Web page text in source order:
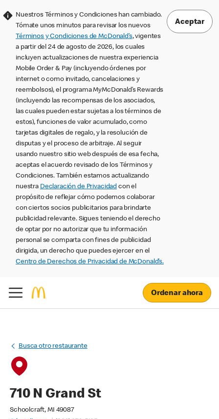
Nuestros Términos y Condiciones han cambiado.
Tómate unos minutos para revisar los nuevos
Términos y Condiciones de McDonald’s, vigentes
a partir del 24 de agosto de 2026, los cuales
incluyen actualizaciones de nuestra experiencia
Mobile Order & Pay (incluyendo órdenes por
internet o como invitado, cancelaciones y
reembolsos), el programa MyMcDonald’s Rewards
(incluyendo las recompensas de los asociados,
las cuales pueden estar sujetas a los términos de
estos), funciones de valor acumulado, como
tarjetas digitales de regalo, y la resolución de
disputas y el proceso de arbitraje. Al seguir
usando nuestro sitio web después de esa fecha,
aceptas el acuerdo revisado de los Términos y
Condiciones. También estamos actualizando
nuestra Declaración de Privacidad con el
propósito de reflejar cómo podemos colaborar
con ciertos socios publicitarios para brindarte
publicidad relevante. Sigues teniendo el derecho
de optar por no autorizar que tu información
personal se comparta con fines de publicidad
dirigida, un derecho que puedes ejercer en el
Centro de Derechos de Privacidad de McDonald’s.
Aceptar
Ordenar ahora
Busca otro restaurante
710 N Grand St
Schoolcraft, MI 49087